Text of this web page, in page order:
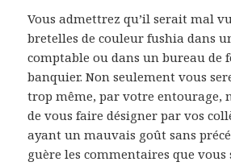
Vous admettrez qu’il serait mal
bretelles de couleur fushia dans
comptable ou dans un bureau de
banquier. Non seulement vous
trop même, par votre entourage,
de vous faire désigner par vos
ayant un mauvais goût sans
guère les commentaires que